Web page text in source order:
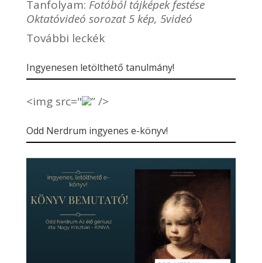
Tanfolyam: Fotóból tájképek festése
Oktatóvideó sorozat 5 kép, 5videó
További leckék
Ingyenesen letölthető tanulmány!
<img src=" ” />
Odd Nerdrum ingyenes e-könyv!